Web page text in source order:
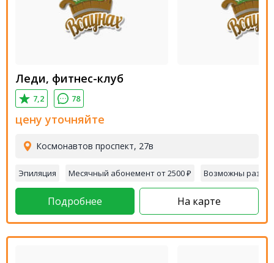
Леди, фитнес-клуб
7,2 78
цену уточняйте
Космонавтов проспект, 27в
Эпиляция Месячный абонемент от 2500 ₽ Возможны
Подробнее На карте